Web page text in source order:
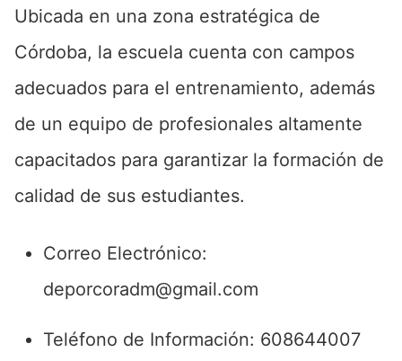
Ubicada en una zona estratégica de
Córdoba, la escuela cuenta con campos
adecuados para el entrenamiento, además
de un equipo de profesionales altamente
capacitados para garantizar la formación de
calidad de sus estudiantes.
Correo Electrónico:
deporcoradm@gmail.com
Teléfono de Información: 608644007